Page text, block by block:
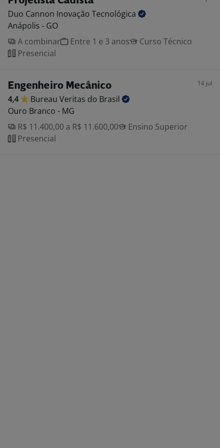
Duo Cannon Inovação Tecnológica
Anápolis - GO
A combinar
Entre 1 e 3 anos
Curso Técnico
Presencial
Engenheiro Mecânico 14 jul
4,4 Bureau Veritas do Brasil
Ouro Branco - MG
R$ 11.400,00 a R$ 11.600,00
Ensino Superior
Presencial